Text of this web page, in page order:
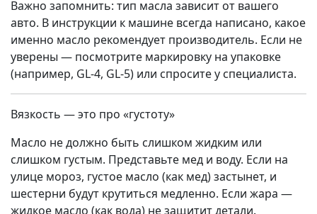
Важно запомнить: тип масла зависит от вашего
авто. В инструкции к машине всегда написано, какое
именно масло рекомендует производитель. Если не
уверены — посмотрите маркировку на упаковке
(например, GL-4, GL-5) или спросите у специалиста.
Вязкость — это про «густоту»
Масло не должно быть слишком жидким или
слишком густым. Представьте мед и воду. Если на
улице мороз, густое масло (как мед) застынет, и
шестерни будут крутиться медленно. Если жара —
жидкое масло (как вода) не защитит детали.